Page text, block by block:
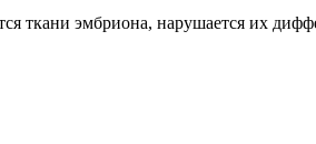
ткани эмбриона, нарушается их